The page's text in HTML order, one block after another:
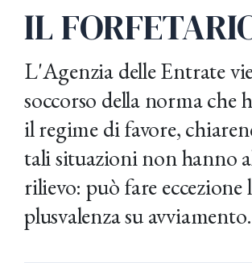
IL
L'Agenzia delle Entrate
soccorso della norma che
il regime di favore,
tali situazioni non hanno
rilievo: può fare eccezione
plusvalenza su avviamento.